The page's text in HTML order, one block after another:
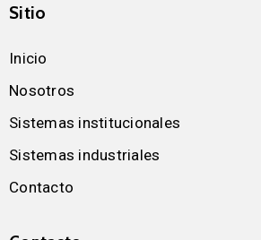
Sitio
Inicio
Nosotros
Sistemas institucionales
Sistemas industriales
Contacto